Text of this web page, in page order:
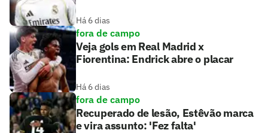
Há 6 dias
fora de campo
Veja gols em Real Madrid x
Fiorentina: Endrick abre o placar
Há 6 dias
fora de campo
Recuperado de lesão, Estêvão marca
e vira assunto: 'Fez falta'